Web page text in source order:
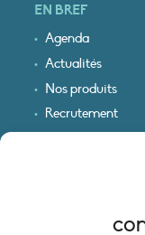
EN BREF
Agenda
Actualités
Nos produits
Recrutement
INFORMATIONS
Mentions légales